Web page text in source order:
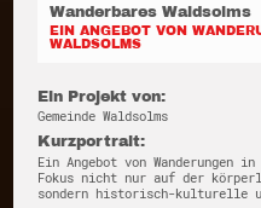
Wanderbares Waldsolms
EIN ANGEBOT VON
WALDSOLMS
Ein Projekt von:
Gemeinde Waldsolms
Kurzportrait:
Ein Angebot von Wanderungen
Fokus nicht nur auf der
sondern historisch-kulturelle